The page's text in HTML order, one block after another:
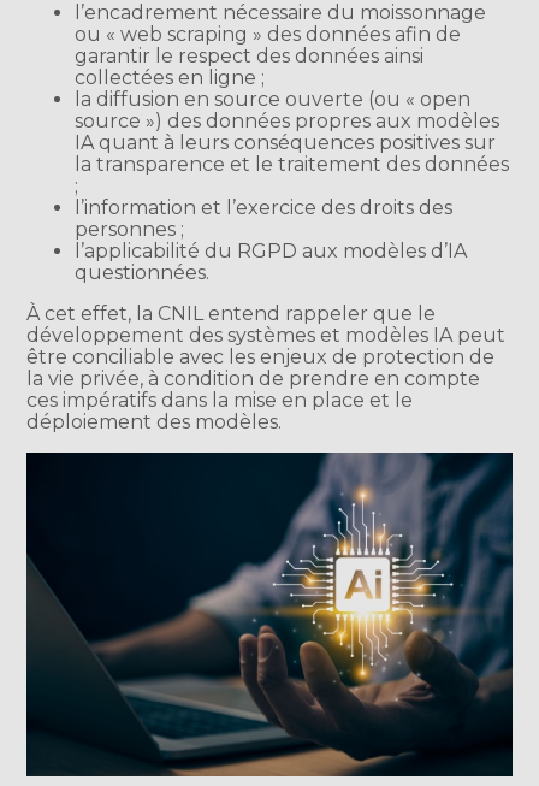
l’encadrement nécessaire du moissonnage
ou « web scraping » des données afin de
garantir le respect des données ainsi
collectées en ligne ;
la diffusion en source ouverte (ou « open
source ») des données propres aux modèles
IA quant à leurs conséquences positives sur
la transparence et le traitement des données
;
l’information et l’exercice des droits des
personnes ;
l’applicabilité du RGPD aux modèles d’IA
questionnées.
À cet effet, la CNIL entend rappeler que le
développement des systèmes et modèles IA peut
être conciliable avec les enjeux de protection de
la vie privée, à condition de prendre en compte
ces impératifs dans la mise en place et le
déploiement des modèles.